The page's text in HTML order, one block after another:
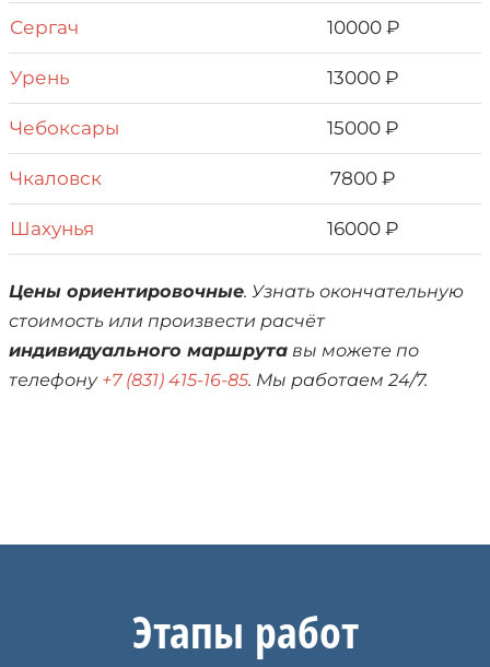
Сергач 10000 ₽
Урень 13000 ₽
Чебоксары 15000 ₽
Чкaловск 7800 ₽
Шахунья 16000 ₽
Цены ориентировочные. Узнать окончательную
стоимость или произвести расчёт
индивидуального маршрута вы можете по
телефону +7 (831) 415-16-85. Мы работаем 24/7.
Этапы работ